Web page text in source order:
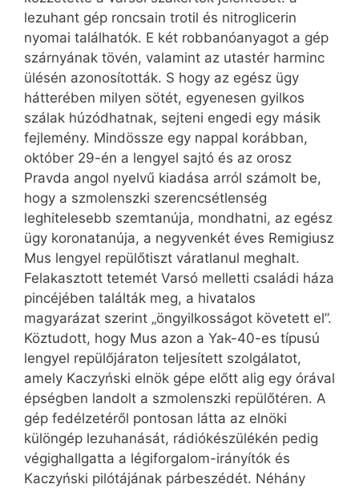
lezuhant gép roncsain trotil és nitroglicerin
nyomai találhatók. E két robbanóanyagot a gép
szárnyának tövén, valamint az utastér harminc
ülésén azonosították. S hogy az egész ügy
hátterében milyen sötét, egyenesen gyilkos
szálak húzódhatnak, sejteni engedi egy másik
fejlemény. Mindössze egy nappal korábban,
október 29-én a lengyel sajtó és az orosz
Pravda angol nyelvű kiadása arról számolt be,
hogy a szmolenszki szerencsétlenség
leghitelesebb szemtanúja, mondhatni, az egész
ügy koronatanúja, a negyvenkét éves Remigiusz
Mus lengyel repülőtiszt váratlanul meghalt.
Felakasztott tetemét Varsó melletti családi háza
pincéjében találták meg, a hivatalos
magyarázat szerint „öngyilkosságot követett el”.
Köztudott, hogy Mus azon a Yak-40-es típusú
lengyel repülőjáraton teljesített szolgálatot,
amely Kaczyński elnök gépe előtt alig egy órával
épségben landolt a szmolenszki repülőtéren. A
gép fedélzetéről pontosan látta az elnöki
különgép lezuhanását, rádiókészülékén pedig
végighallgatta a légiforgalom-irányítók és
Kaczyński pilótájának párbeszédét. Néhány